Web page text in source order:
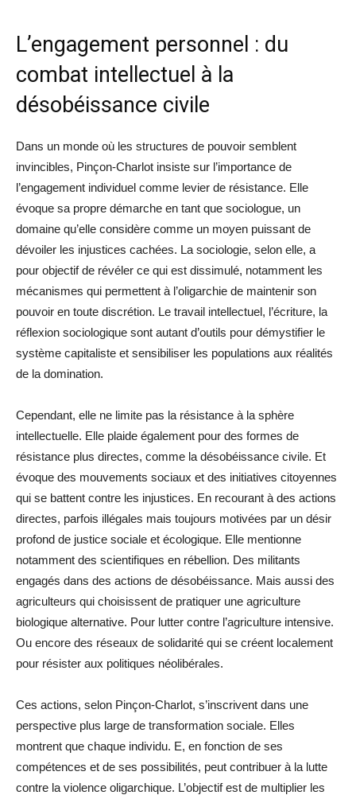
L’engagement personnel : du
combat intellectuel à la
désobéissance civile
Dans un monde où les structures de pouvoir semblent
invincibles, Pinçon-Charlot insiste sur l’importance de
l’engagement individuel comme levier de résistance. Elle
évoque sa propre démarche en tant que sociologue, un
domaine qu’elle considère comme un moyen puissant de
dévoiler les injustices cachées. La sociologie, selon elle, a
pour objectif de révéler ce qui est dissimulé, notamment les
mécanismes qui permettent à l’oligarchie de maintenir son
pouvoir en toute discrétion. Le travail intellectuel, l’écriture, la
réflexion sociologique sont autant d’outils pour démystifier le
système capitaliste et sensibiliser les populations aux réalités
de la domination.
Cependant, elle ne limite pas la résistance à la sphère
intellectuelle. Elle plaide également pour des formes de
résistance plus directes, comme la désobéissance civile. Et
évoque des mouvements sociaux et des initiatives citoyennes
qui se battent contre les injustices. En recourant à des actions
directes, parfois illégales mais toujours motivées par un désir
profond de justice sociale et écologique. Elle mentionne
notamment des scientifiques en rébellion. Des militants
engagés dans des actions de désobéissance. Mais aussi des
agriculteurs qui choisissent de pratiquer une agriculture
biologique alternative. Pour lutter contre l’agriculture intensive.
Ou encore des réseaux de solidarité qui se créent localement
pour résister aux politiques néolibérales.
Ces actions, selon Pinçon-Charlot, s’inscrivent dans une
perspective plus large de transformation sociale. Elles
montrent que chaque individu. E, en fonction de ses
compétences et de ses possibilités, peut contribuer à la lutte
contre la violence oligarchique. L’objectif est de multiplier les